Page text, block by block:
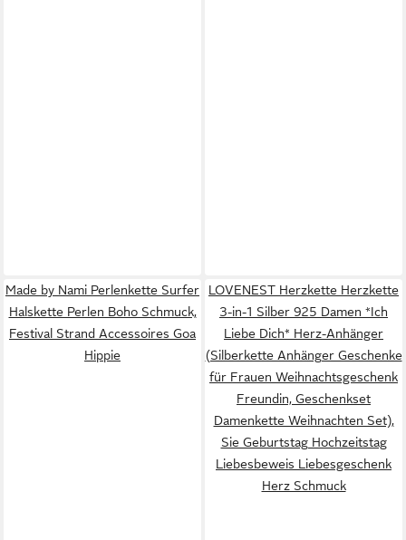
Made by Nami Perlenkette Surfer
Halskette Perlen Boho Schmuck,
Festival Strand Accessoires Goa
Hippie
LOVENEST Herzkette Herzkette
3-in-1 Silber 925 Damen *Ich
Liebe Dich* Herz-Anhänger
(Silberkette Anhänger Geschenke
für Frauen Weihnachtsgeschenk
Freundin, Geschenkset
Damenkette Weihnachten Set),
Sie Geburtstag Hochzeitstag
Liebesbeweis Liebesgeschenk
Herz Schmuck